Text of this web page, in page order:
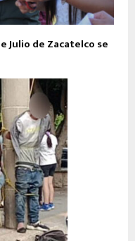
Julio de Zacatelco se